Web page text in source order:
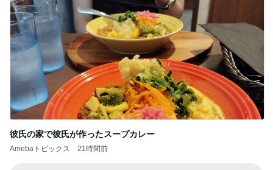
彼氏の家で彼氏が作ったスープカレー
Amebaトピックス 21時間前